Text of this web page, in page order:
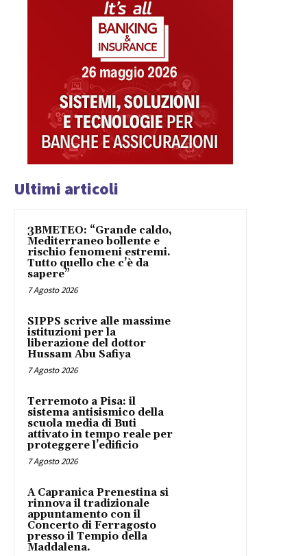
Ultimi articoli
3BMETEO: “Grande caldo,
Mediterraneo bollente e
rischio fenomeni estremi.
Tutto quello che c’è da
sapere”
7 Agosto 2026
SIPPS scrive alle massime
istituzioni per la
liberazione del dottor
Hussam Abu Safiya
7 Agosto 2026
Terremoto a Pisa: il
sistema antisismico della
scuola media di Buti
attivato in tempo reale per
proteggere l’edificio
7 Agosto 2026
A Capranica Prenestina si
rinnova il tradizionale
appuntamento con il
Concerto di Ferragosto
presso il Tempio della
Maddalena.